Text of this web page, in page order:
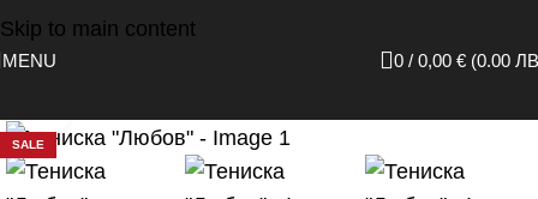
Skip to main content
MENU 0 / 0,00 € (0.00
SALE